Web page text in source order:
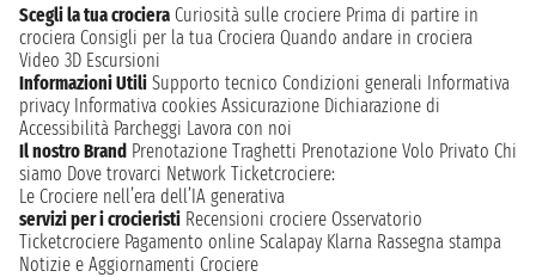
Scegli la tua crociera Curiosità sulle crociere Prima di partire in
crociera Consigli per la tua Crociera Quando andare in crociera
Video 3D Escursioni
Informazioni Utili Supporto tecnico Condizioni generali Informativa
privacy Informativa cookies Assicurazione Dichiarazione di
Accessibilità Parcheggi Lavora con noi
Il nostro Brand Prenotazione Traghetti Prenotazione Volo Privato Chi
siamo Dove trovarci Network Ticketcrociere:
Le Crociere nell’era dell’IA generativa
servizi per i crocieristi Recensioni crociere Osservatorio
Ticketcrociere Pagamento online Scalapay Klarna Rassegna stampa
Notizie e Aggiornamenti Crociere